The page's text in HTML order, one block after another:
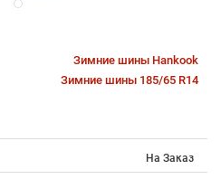
Зимние шины Hankook
Зимние шины 185/65 R14
На Заказ